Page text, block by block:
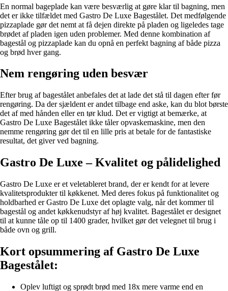
En normal bageplade kan være besværlig at gøre klar til bagning, men
det er ikke tilfældet med Gastro De Luxe Bagestålet. Det medfølgende
pizzaplade gør det nemt at få dejen direkte på pladen og ligeledes tage
brødet af pladen igen uden problemer. Med denne kombination af
bagestål og pizzaplade kan du opnå en perfekt bagning af både pizza
og brød hver gang.
Nem rengøring uden besvær
Efter brug af bagestålet anbefales det at lade det stå til dagen efter før
rengøring. Da der sjældent er andet tilbage end aske, kan du blot børste
det af med hånden eller en tør klud. Det er vigtigt at bemærke, at
Gastro De Luxe Bagestålet ikke tåler opvaskemaskine, men den
nemme rengøring gør det til en lille pris at betale for de fantastiske
resultat, det giver ved bagning.
Gastro De Luxe – Kvalitet og pålidelighed
Gastro De Luxe er et veletableret brand, der er kendt for at levere
kvalitetsprodukter til køkkenet. Med deres fokus på funktionalitet og
holdbarhed er Gastro De Luxe det oplagte valg, når det kommer til
bagestål og andet køkkenudstyr af høj kvalitet. Bagestålet er designet
til at kunne tåle op til 1400 grader, hvilket gør det velegnet til brug i
både ovn og grill.
Kort opsummering af Gastro De Luxe
Bagestålet:
Oplev luftigt og sprødt brød med 18x mere varme end en